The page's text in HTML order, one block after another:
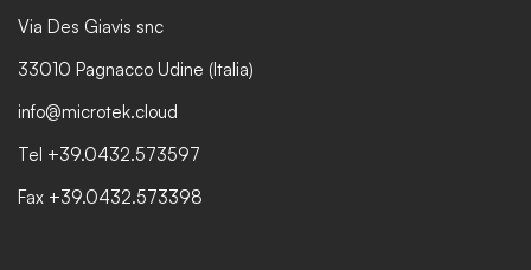
Via Des Giavis snc
33010 Pagnacco Udine (Italia)
info@microtek.cloud
Tel +39.0432.573597
Fax +39.0432.573398